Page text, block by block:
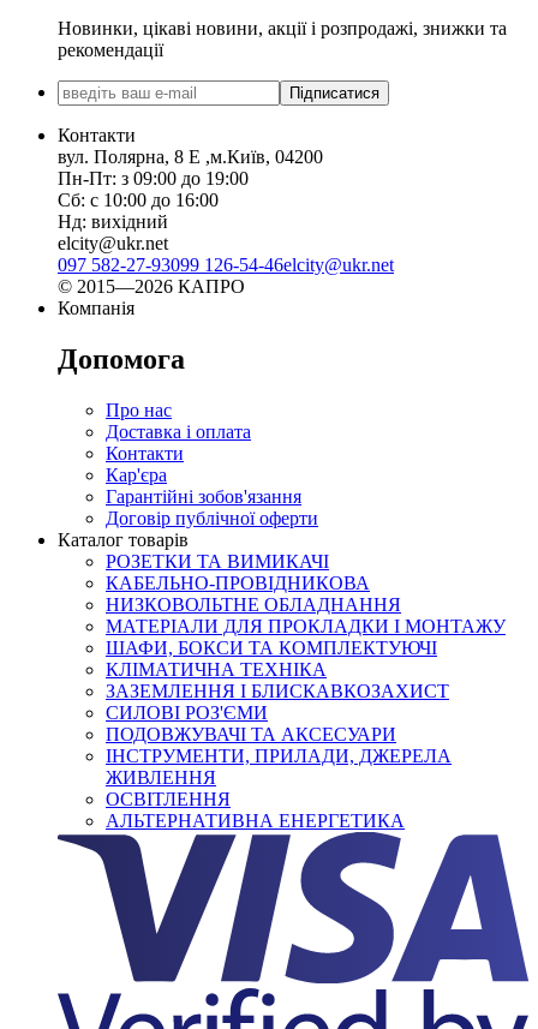
Новинки, цікаві новини, акції і розпродажі, знижки та
рекомендації
Підписатися
Контакти
вул. Полярна, 8 Е ,м.Київ, 04200
Пн-Пт: з 09:00 до 19:00
Сб: с 10:00 до 16:00
Нд: вихідний
elcity@ukr.net
097 582-27-93099 126-54-46elcity@ukr.net
© 2015—2026 КАПРО
Компанія
Допомога
Про нас
Доставка і оплата
Контакти
Кар'єра
Гарантійні зобов'язання
Договір публічної оферти
Каталог товарів
РОЗЕТКИ ТА ВИМИКАЧІ
КАБЕЛЬНО-ПРОВІДНИКОВА
НИЗКОВОЛЬТНЕ ОБЛАДНАННЯ
МАТЕРІАЛИ ДЛЯ ПРОКЛАДКИ І МОНТАЖУ
ШАФИ, БОКСИ ТА КОМПЛЕКТУЮЧІ
КЛІМАТИЧНА ТЕХНІКА
ЗАЗЕМЛЕННЯ І БЛИСКАВКОЗАХИСТ
СИЛОВІ РОЗ'ЄМИ
ПОДОВЖУВАЧІ ТА АКСЕСУАРИ
ІНСТРУМЕНТИ, ПРИЛАДИ, ДЖЕРЕЛА
ЖИВЛЕННЯ
ОСВІТЛЕННЯ
АЛЬТЕРНАТИВНА ЕНЕРГЕТИКА